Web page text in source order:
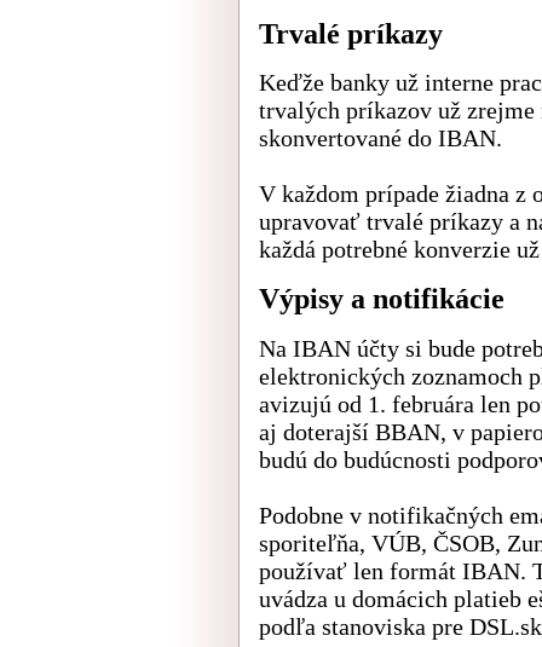
Trvalé príkazy
Keďže banky už interne
trvalých príkazov už
skonvertované do IBAN.
V každom prípade žiadna z
upravovať trvalé príkazy a
každá potrebné konverzie
Výpisy a notifikácie
Na IBAN účty si bude
elektronických zoznamoch
avizujú od 1. februára len
aj doterajší BBAN, v
budú do budúcnosti
Podobne v notifikačných
sporiteľňa, VÚB, ČSOB,
používať len formát IBAN.
uvádza u domácich platieb
podľa stanoviska pre